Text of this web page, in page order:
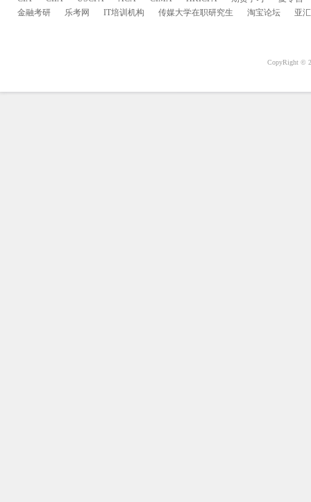
金融考研
乐考网 IT培训机构 传媒大学在职研究生 淘宝论坛 亚
CopyRight ©